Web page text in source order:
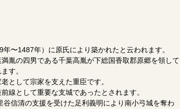
〜1487年）に原氏により築かれたと云われます。
胤の四男である千葉高胤が下総国香取郡原郷を領して
す。
として宗家を支えた重臣です。
線として重要な支城であったとされます。
信清の支援を受けた足利義明により南小弓城を奪わ